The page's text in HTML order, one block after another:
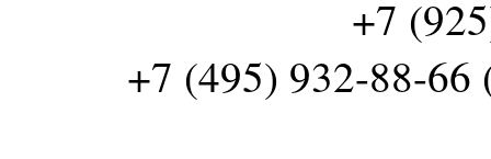
+7
+7 (495) 932-88-66